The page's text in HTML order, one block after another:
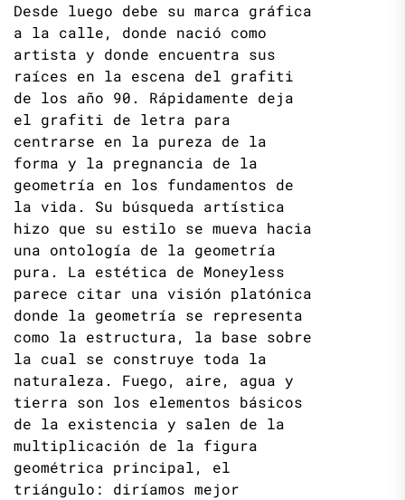
Desde luego debe su marca gráfica
a la calle, donde nació como
artista y donde encuentra sus
raíces en la escena del grafiti
de los año 90. Rápidamente deja
el grafiti de letra para
centrarse en la pureza de la
forma y la pregnancia de la
geometría en los fundamentos de
la vida. Su búsqueda artística
hizo que su estilo se mueva hacia
una ontología de la geometría
pura. La estética de Moneyless
parece citar una visión platónica
donde la geometría se representa
como la estructura, la base sobre
la cual se construye toda la
naturaleza. Fuego, aire, agua y
tierra son los elementos básicos
de la existencia y salen de la
multiplicación de la figura
geométrica principal, el
triángulo: diríamos mejor